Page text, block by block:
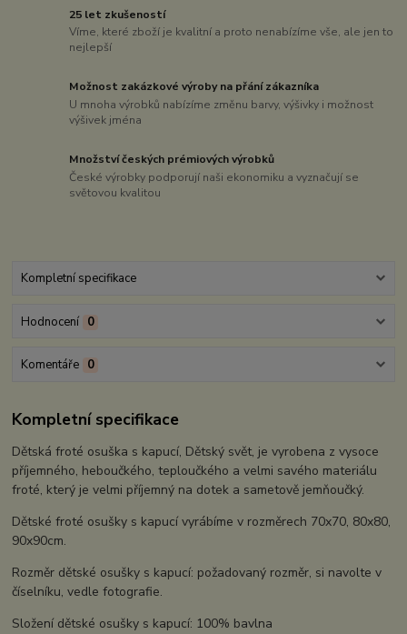
25 let zkušeností
Víme, které zboží je kvalitní a proto nenabízíme vše, ale jen to
nejlepší
Možnost zakázkové výroby na přání zákazníka
U mnoha výrobků nabízíme změnu barvy, výšivky i možnost
výšivek jména
Množství českých prémiových výrobků
České výrobky podporují naši ekonomiku a vyznačují se
světovou kvalitou
Kompletní specifikace
Hodnocení 0
Komentáře 0
Kompletní specifikace
Dětská froté osuška s kapucí, Dětský svět, je vyrobena z vysoce
příjemného, heboučkého, teploučkého a velmi savého materiálu
froté, který je velmi příjemný na dotek a sametově jemňoučký.
Dětské froté osušky s kapucí vyrábíme v rozměrech 70x70, 80x80,
90x90cm.
Rozměr dětské osušky s kapucí: požadovaný rozměr, si navolte v
číselníku, vedle fotografie.
Složení dětské osušky s kapucí: 100% bavlna